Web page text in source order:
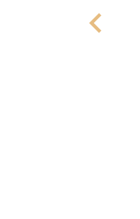
chevron_left